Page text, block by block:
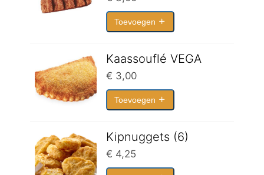
Toevoegen
Kaassouflé VEGA
€ 3,00
Toevoegen
Kipnuggets (6)
€ 4,25